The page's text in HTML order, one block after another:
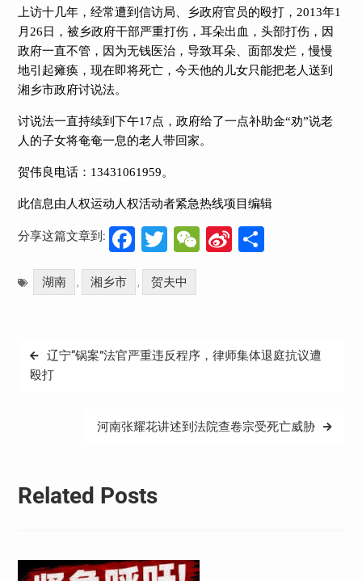
上访十几年，经常遭到信访局、乡政府官员的殴打， 2013年1
月 26 日，被乡政府干部严重打伤，耳朵出血，头部打伤，因
政府一直不管，因为无钱医治，导致耳朵、面部发烂，慢慢
地引起瘫痪，现在即将死亡，今天他的儿女只能把老人送到
湘乡市政府讨说法。
讨说法一直持续到下午17点，政府给了一点补助金“劝”说老
人的子女将奄奄一息的老人带回家。
贺伟良电话： 13431061959。
此信息由人权运动人权活动者紧急热线项目编辑
分享这篇文章到: Facebook
Twitter
WeChat
Sina分
湖南 , 湘乡市 , 贺夫中
文
章
辽宁“锅案”法官严重违反程序，律师集体退庭抗议遭
殴打
河南张耀花讲述到法院查卷宗受死亡威胁
Related Posts